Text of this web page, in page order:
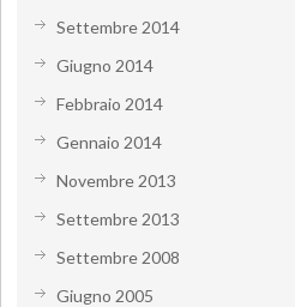
Settembre 2014
Giugno 2014
Febbraio 2014
Gennaio 2014
Novembre 2013
Settembre 2013
Settembre 2008
Giugno 2005